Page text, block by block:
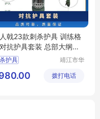
戟23款刺杀护具 训练格
抗护具套装 总部大纲防
备用品江苏华卫
护具
装备
靖江市华
技有限公
拨打电话